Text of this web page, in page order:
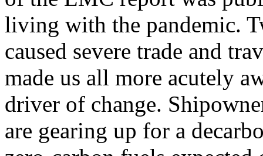
living with the pandemic.
caused severe trade and
made us all more acutely
driver of change.
are gearing up for a